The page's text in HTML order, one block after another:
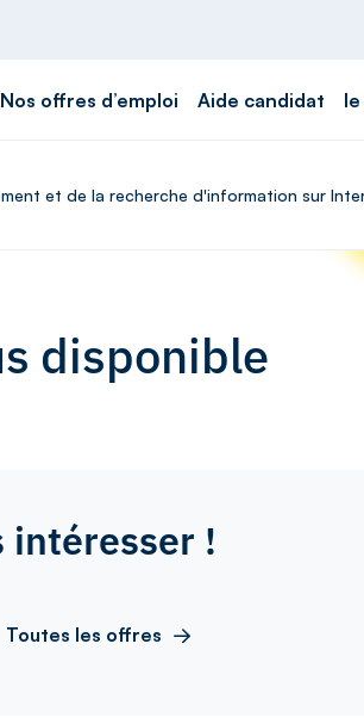
Nos offres d’emploi Aide candidat
et de la recherche d'information sur
disponible
intéresser !
Toutes les offres